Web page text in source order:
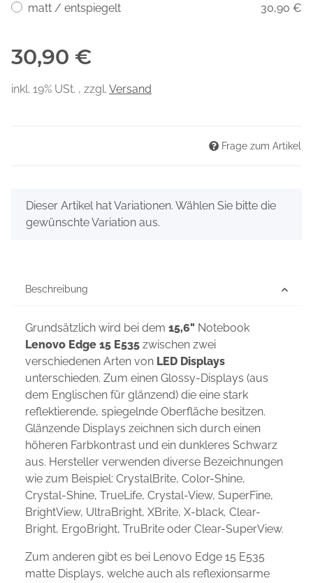
matt / entspiegelt
30,90 €
30,90 €
inkl. 19% USt. , zzgl. Versand
Frage zum Artikel
x
Dieser Artikel hat Variationen. Wählen Sie bitte die
gewünschte Variation aus.
Beschreibung
Grundsätzlich wird bei dem 15,6" Notebook
Lenovo Edge 15 E535 zwischen zwei
verschiedenen Arten von LED Displays
unterschieden. Zum einen Glossy-Displays (aus
dem Englischen für glänzend) die eine stark
reflektierende, spiegelnde Oberfläche besitzen.
Glänzende Displays zeichnen sich durch einen
höheren Farbkontrast und ein dunkleres Schwarz
aus. Hersteller verwenden diverse Bezeichnungen
wie zum Beispiel: CrystalBrite, Color-Shine,
Crystal-Shine, TrueLife, Crystal-View, SuperFine,
BrightView, UltraBright, XBrite, X-black, Clear-
Bright, ErgoBright, TruBrite oder Clear-SuperView.
Zum anderen gibt es bei Lenovo Edge 15 E535
matte Displays, welche auch als reflexionsarme